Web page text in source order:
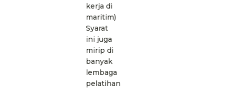
kerja di
maritim)
Syarat
ini juga
mirip di
banyak
lembaga
pelatihan